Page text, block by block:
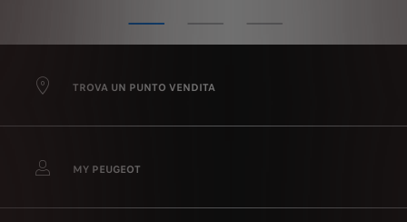
TROVA UN PUNTO VENDITA
MY PEUGEOT